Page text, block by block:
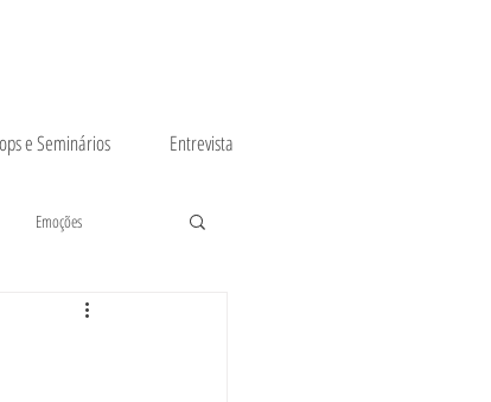
e Seminários Entrevista
Emoções